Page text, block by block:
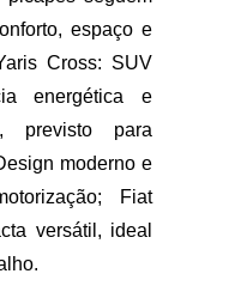
espaço e
Cross: SUV
energética e
previsto para
moderno e
Fiat
versátil, ideal